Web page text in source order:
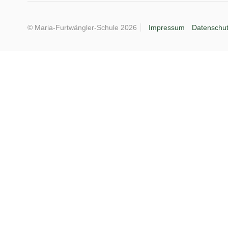
© Maria-Furtwängler-Schule 2026 Impressum